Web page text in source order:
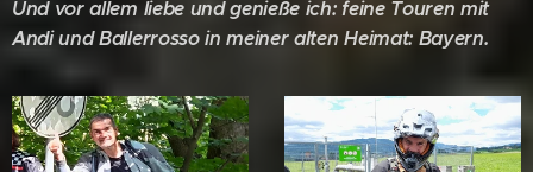
Und vor allem liebe und genieße ich: feine Touren mit
Andi und Ballerrosso in meiner alten Heimat: Bayern.